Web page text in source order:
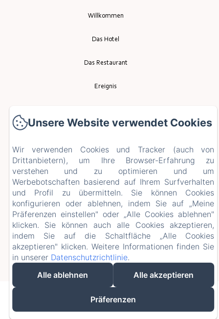
Willkommen
Das Hotel
Das Restaurant
Ereignis
Datenschutzerklärung
Rechtliche Informationen
Cookie-Informationen
EN FR DE
Powered mit Amenitiz
Unsere Website verwendet Cookies
Wir verwenden Cookies und Tracker (auch von
Drittanbietern), um Ihre Browser-Erfahrung zu
verstehen und zu optimieren und um
Werbebotschaften basierend auf Ihrem Surfverhalten
und Profil zu übermitteln. Sie können Cookies
konfigurieren oder ablehnen, indem Sie auf „Meine
Präferenzen einstellen" oder „Alle Cookies ablehnen"
klicken. Sie können auch alle Cookies akzeptieren,
indem Sie auf die Schaltfläche „Alle Cookies
akzeptieren" klicken. Weitere Informationen finden Sie
in unserer Datenschutzrichtlinie.
Alle ablehnen
Alle akzeptieren
Präferenzen